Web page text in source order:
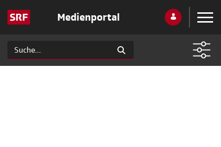
Medienportal